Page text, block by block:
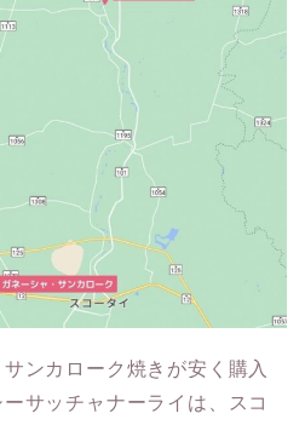
ンカローク焼きが安く購入
サッチャナーライは、スコ